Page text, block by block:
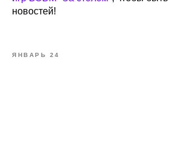
новостей!
ЯНВАРЬ 24